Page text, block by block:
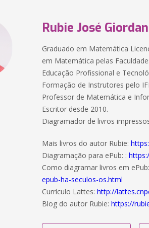
Rubie José
Graduado em Matemática
em Matemática pelas
Educação Profissional e
Formação de Instrutores pelo
Professor de Matemática e
Escritor desde 2010.
Diagramador de livros
Mais livros do autor Rubie:
Diagramação para ePub: :
Como diagramar livros em
epub-ha-seculos-os.html
Currículo Lattes:http://
Blog do autor Rubie:https://